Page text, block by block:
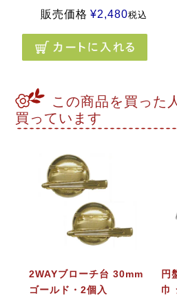
販売価格 ¥2,480税込
この商品を買った
買っています
2WAYブローチ台 30mm
ゴールド・2個入
円
巾